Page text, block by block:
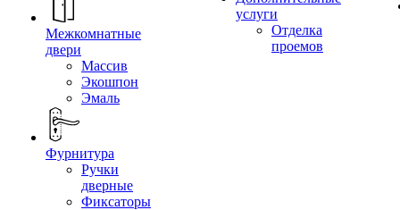
Межкомнатные
двери
Массив
Экошпон
Эмаль
Фурнитура
Ручки
дверные
Фиксаторы
услуги
Отделка
проемов